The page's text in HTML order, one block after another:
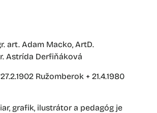
art. Adam Macko, ArtD.
Astrída Derfiňáková
Ružomberok + 21.4.1980
grafik, ilustrátor a pedagóg je